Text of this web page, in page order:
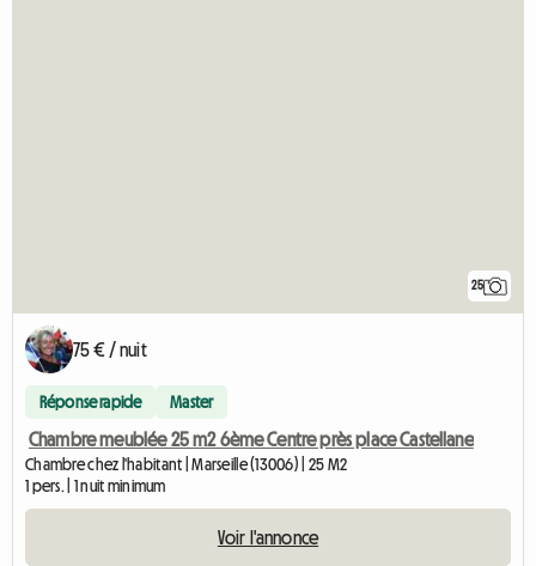
25
75 € / nuit
Réponse rapide Master
Chambre meublée 25 m2 6ème Centre près place Castellane
Chambre chez l'habitant | Marseille (13006) | 25 M2
1 pers. | 1 nuit minimum
Voir l'annonce